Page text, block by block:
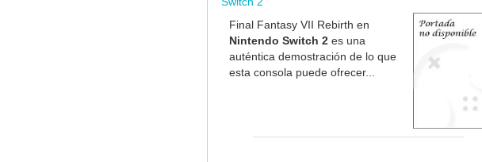
Final Fantasy VII Rebirth en
Nintendo Switch 2 es una
auténtica demostración de lo que
esta consola puede ofrecer...